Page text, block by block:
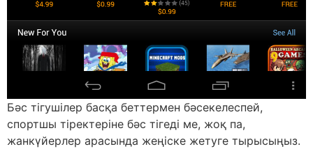
Бәс тігушілер басқа беттермен бәсекелеспей,
спортшы тіректеріне бәс тігеді ме, жоқ па,
жанкүйерлер арасында жеңіске жетуге тырысыңыз.